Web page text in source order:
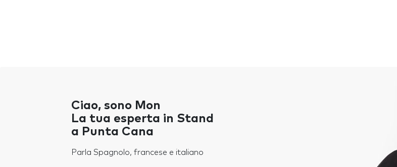
Ciao, sono Mon
La tua esperta in Stand
a Punta Cana
Parla Spagnolo, francese e italiano